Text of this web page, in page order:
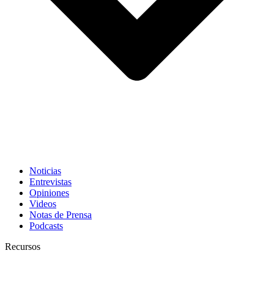
Noticias
Entrevistas
Opiniones
Videos
Notas de Prensa
Podcasts
Recursos